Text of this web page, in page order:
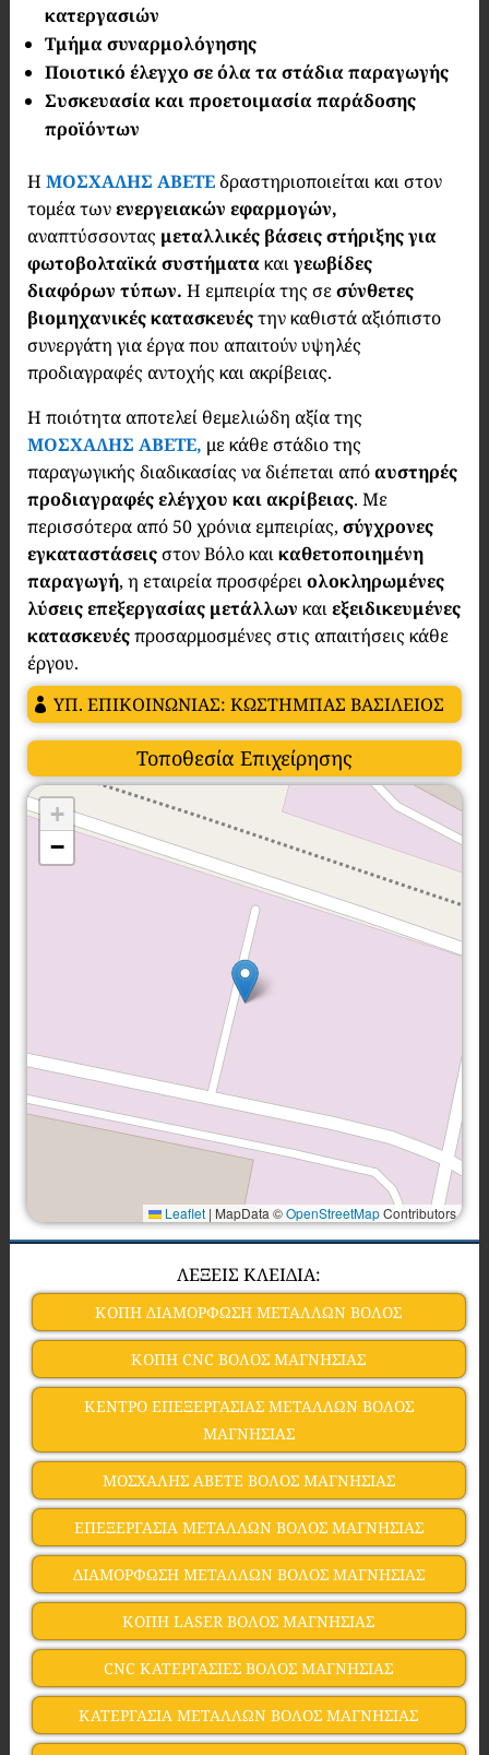
κατεργασιών
Τμήμα συναρμολόγησης
Ποιοτικό έλεγχο σε όλα τα στάδια παραγωγής
Συσκευασία και προετοιμασία παράδοσης
προϊόντων
Η ΜΟΣΧΑΛΗΣ ΑΒΕΤΕδραστηριοποιείται και στον
τομέα τωνενεργειακών εφαρμογών,
αναπτύσσοντας μεταλλικές βάσεις στήριξης για
φωτοβολταϊκά συστήματακαιγεωβίδες
διαφόρων τύπων. Η εμπειρία της σεσύνθετες
βιομηχανικές κατασκευέςτην καθιστά αξιόπιστο
συνεργάτη για έργα που απαιτούν υψηλές
προδιαγραφές αντοχής και ακρίβειας.
Η ποιότητα αποτελεί θεμελιώδη αξία της
ΜΟΣΧΑΛΗΣ ΑΒΕΤΕ, με κάθε στάδιο της
παραγωγικής διαδικασίας να διέπεται απόαυστηρές
προδιαγραφές ελέγχου και ακρίβειας. Με
περισσότερα από 50 χρόνια εμπειρίας, σύγχρονες
εγκαταστάσειςστον Βόλο καικαθετοποιημένη
παραγωγή, η εταιρεία προσφέρειολοκληρωμένες
λύσεις επεξεργασίας μετάλλων καιεξειδικευμένες
κατασκευέςπροσαρμοσμένες στις απαιτήσεις κάθε
έργου.
ΥΠ. ΕΠΙΚΟΙΝΩΝΙΑΣ: ΚΩΣΤΗΜΠΑΣ ΒΑΣΙΛΕΙΟΣ
Τοποθεσία Επιχείρησης
+
−
Leaflet | MapData ©OpenStreetMapContributors
ΛΕΞΕΙΣ ΚΛΕΙΔΙΑ:
ΚΟΠΗ ΔΙΑΜΟΡΦΩΣΗ ΜΕΤΑΛΛΩΝ ΒΟΛΟΣ
ΚΟΠΗ CNC ΒΟΛΟΣ ΜΑΓΝΗΣΙΑΣ
ΚΕΝΤΡΟ ΕΠΕΞΕΡΓΑΣΙΑΣ ΜΕΤΑΛΛΩΝ ΒΟΛΟΣ
ΜΑΓΝΗΣΙΑΣ
ΜΟΣΧΑΛΗΣ ΑΒΕΤΕ ΒΟΛΟΣ ΜΑΓΝΗΣΙΑΣ
ΕΠΕΞΕΡΓΑΣΙΑ ΜΕΤΑΛΛΩΝ ΒΟΛΟΣ ΜΑΓΝΗΣΙΑΣ
ΔΙΑΜΟΡΦΩΣΗ ΜΕΤΑΛΛΩΝ ΒΟΛΟΣ ΜΑΓΝΗΣΙΑΣ
ΚΟΠΗ LASER ΒΟΛΟΣ ΜΑΓΝΗΣΙΑΣ
CNC ΚΑΤΕΡΓΑΣΙΕΣ ΒΟΛΟΣ ΜΑΓΝΗΣΙΑΣ
ΚΑΤΕΡΓΑΣΙΑ ΜΕΤΑΛΛΩΝ ΒΟΛΟΣ ΜΑΓΝΗΣΙΑΣ